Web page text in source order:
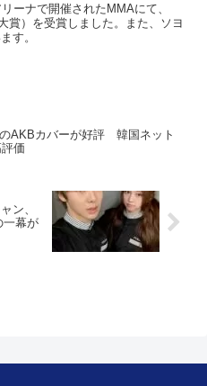
ーナで開催されたMMAにて、
賞）を受賞しました。また、ソヨ
す。
AKBカバーが好評 韓国ネット
価
ン、
一幕が